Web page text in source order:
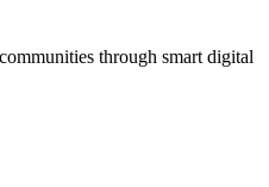
through smart digital